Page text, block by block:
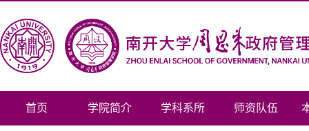
首页 学院简介 学科系所 师资队伍